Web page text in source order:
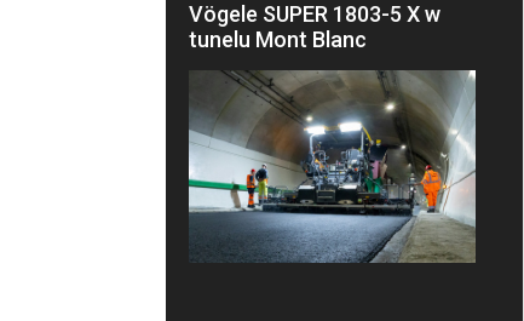
Vögele SUPER 1803-5 X w
tunelu Mont Blanc